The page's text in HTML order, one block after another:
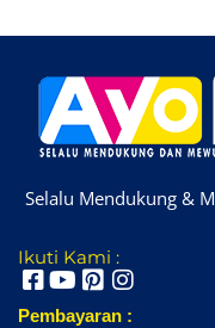
Selalu Mendukung &
Ikuti Kami :
Pembayaran :